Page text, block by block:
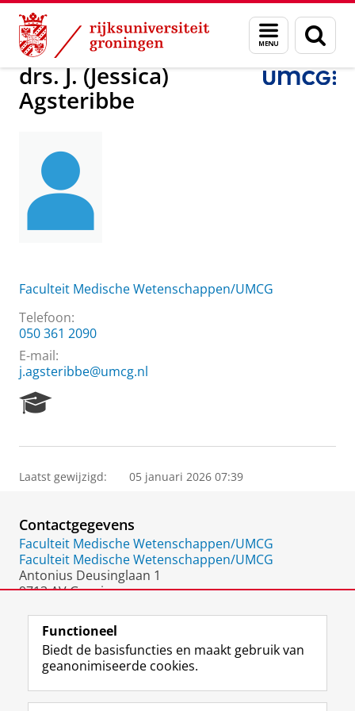
Skip
Content
Skip
Navigation
Menu
en
zoeken
Over ons drs. J. (Jessica) Agsteribbe
drs. J. (Jessica)
Agsteribbe
Faculteit Medische Wetenschappen/UMCG
Telefoon:
050 361 2090
E-mail:
j.agsteribbe@umcg.nl
e
r
P
o
r
t
a
Laatst gewijzigd: 05 januari 2026 07:39
Contactgegevens
Faculteit Medische Wetenschappen/UMCG
Faculteit Medische Wetenschappen/UMCG
Antonius Deusinglaan 1
9713 AV Groningen
Volg de RUG
F
L
R I
Y
Functioneel
Biedt de basisfuncties en maakt gebruik van
geanonimiseerde cookies.